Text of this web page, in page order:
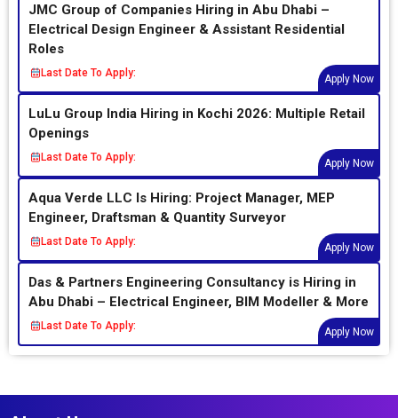
JMC Group of Companies Hiring in Abu Dhabi –
Electrical Design Engineer & Assistant Residential
Roles
Last Date To Apply:
Apply Now
LuLu Group India Hiring in Kochi 2026: Multiple Retail
Openings
Last Date To Apply:
Apply Now
Aqua Verde LLC Is Hiring: Project Manager, MEP
Engineer, Draftsman & Quantity Surveyor
Last Date To Apply:
Apply Now
Das & Partners Engineering Consultancy is Hiring in
Abu Dhabi – Electrical Engineer, BIM Modeller & More
Last Date To Apply:
Apply Now